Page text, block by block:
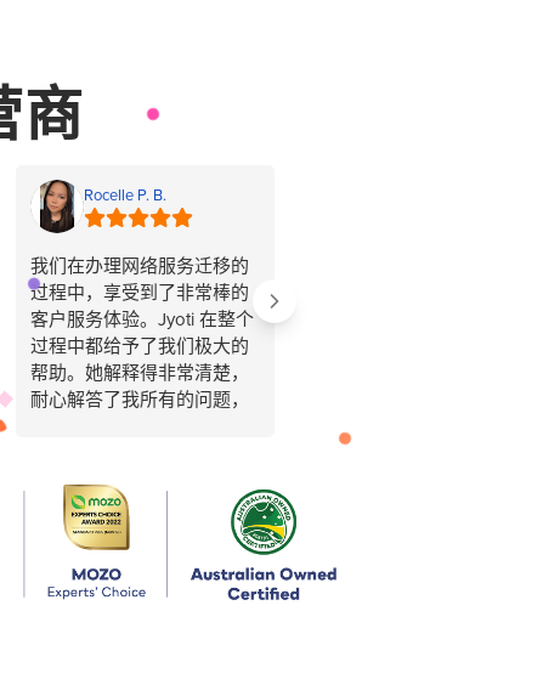
商​
Rocelle P. B.
我们在办理网络服务迁移的
过程中，享受到了非常棒的
客户服务体验。Jyoti 在整个
过程中都给予了我们极大的
帮助。她解释得非常清楚，
耐心解答了我所有的问题，
感谢 Jyoti 的专业精神和鼎力
支持。
—— Odilon & Rocelle